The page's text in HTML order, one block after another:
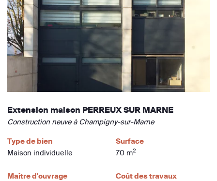
Extension maison PERREUX SUR MARNE
Construction neuve à Champigny-sur-Marne
Type de bien
Maison individuelle
Surface
70 m2
Maître d'ouvrage
Coût des travaux